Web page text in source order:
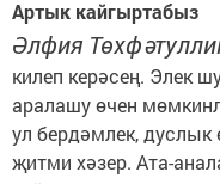
Артык кайгыртабыз
Әлфия
килеп керәсең. Элек
аралашу өчен
ул бердәмлек, дуслык
җитми хәзер. Ата-